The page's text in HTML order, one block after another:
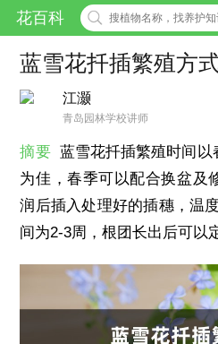
花百科
蓝雪花扦插繁殖方
江灏
青岛园林学校讲师
摘要 蓝雪花扦插繁殖时间
为佳，春季可以配合换盆及
润后插入处理好的插穗，温
间为2-3周，根团长出后可以